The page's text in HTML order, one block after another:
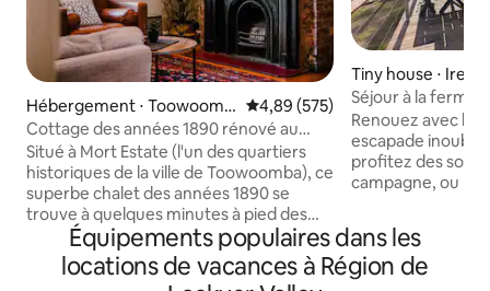
Hébergement ⋅ Toowoomb
a City
Évaluation moyenne sur la
4,89 (575)
Cottage des années 1890 rénové au
cœur de la ville
Situé à Mort Estate (l'un des quartiers
historiques de la ville de Toowoomba), ce
superbe chalet des années 1890 se
trouve à quelques minutes à pied des
cafés et à environ 5 minutes en voiture
du centre commercial Grand Central et
de la rue des restaurants. Notre
Tiny house ⋅
Séjour à la ferme
Renouez avec la
escapade
profitez des sons
campagne, ou
propriété pour
des wallabies et
seulement 15
mais
Équipements populaires dans les
locations de vacances à Région de